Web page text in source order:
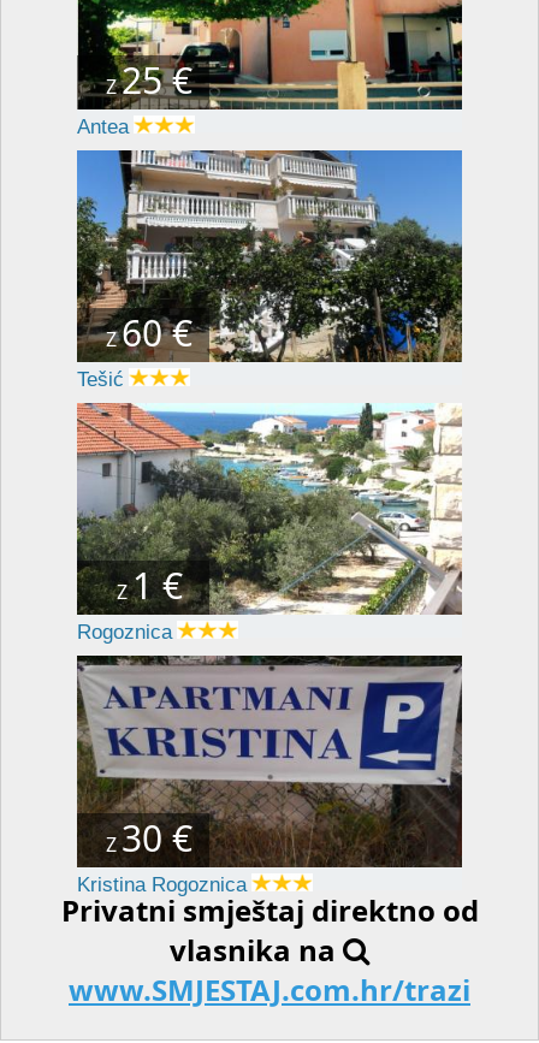
Z25 €
Antea
Z60 €
Tešić
Z1 €
Rogoznica
Z30 €
Kristina Rogoznica
Privatni smještaj direktno od
vlasnika na
www.SMJESTAJ.com.hr/trazi